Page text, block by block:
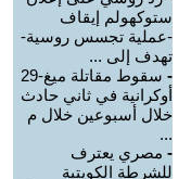
ستوكهولم إيقاف
-عملية تجسس روسية-
تهدف إلى ...
-
سقوط مقاتلة ميغ-29
أوكرانية في ثاني حادث
خلال أسبوعين خلال م
...
- مصري يعترف
للشرطة الكويتية